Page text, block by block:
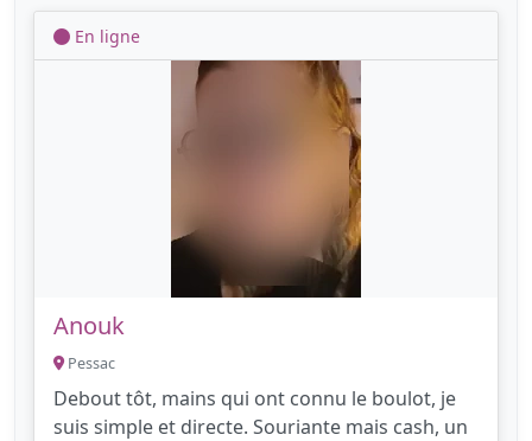
En ligne
Anouk
Pessac
Debout tôt, mains qui ont connu le boulot, je
suis simple et directe. Souriante mais cash, un